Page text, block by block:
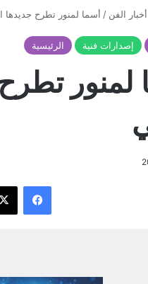
أخبار الفن / أسما لمنور تطرح جديدها
إصدارات فنية الرئيسية
لمنور تطرح
فيسبوك